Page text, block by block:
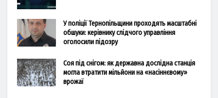
У поліції Тернопільщини проходять масштабні
обшуки: керівнику слідчого управління
оголосили підозру
Соя під снігом: як державна дослідна станція
могла втратити мільйони на «насіннєвому»
врожаї